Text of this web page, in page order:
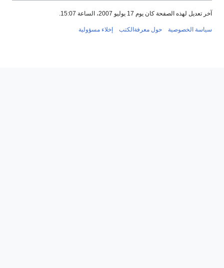
آخر تعديل لهذه الصفحة كان يوم 17 يوليو 2007، الساعة 15:07.
سياسة الخصوصية حول معرفةالكتب إخلاء مسؤولية